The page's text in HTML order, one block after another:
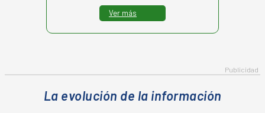
Ver más
La evolución de la información